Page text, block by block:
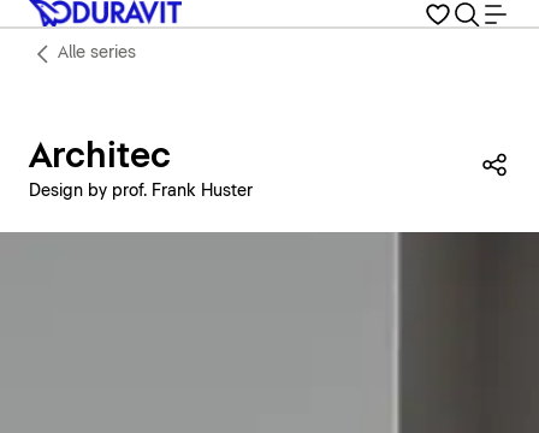
Alle series
Architec
Design by prof. Frank Huster